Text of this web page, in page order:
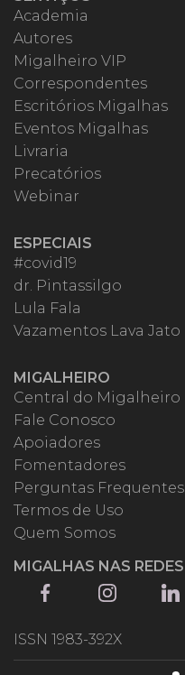
Academia
Autores
Migalheiro VIP
Correspondentes
Escritórios Migalhas
Eventos Migalhas
Livraria
Precatórios
Webinar
ESPECIAIS
#covid19
dr. Pintassilgo
Lula Fala
Vazamentos Lava Jato
MIGALHEIRO
Central do Migalheiro
Fale Conosco
Apoiadores
Fomentadores
Perguntas Frequentes
Termos de Uso
Quem Somos
MIGALHAS NAS REDES
ISSN 1983-392X